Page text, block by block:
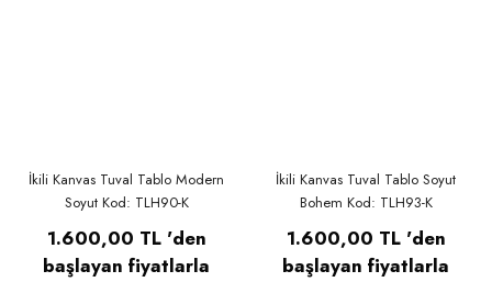
İkili Kanvas Tuval Tablo Modern
Soyut Kod: TLH90-K
1.600,00 TL 'den
başlayan fiyatlarla
İkili Kanvas Tuval Tablo Soyut
Bohem Kod: TLH93-K
1.600,00 TL 'den
başlayan fiyatlarla